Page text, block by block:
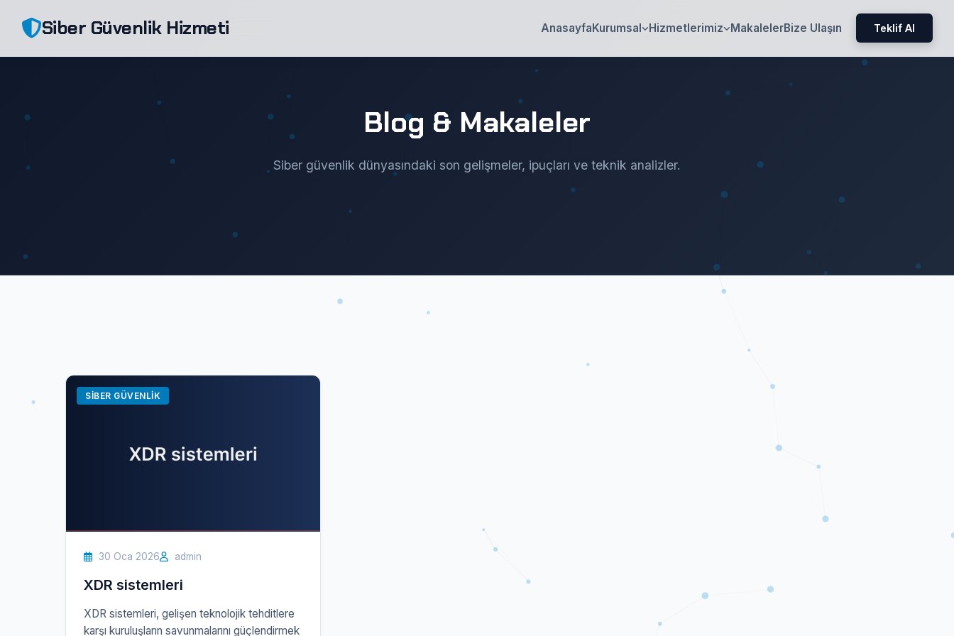
Siber Güvenlik Hizmeti AnasayfaKurumsal Hizmetlerimiz MakalelerBize Ulaşın Teklif Al
Blog & Makaleler
Siber güvenlik dünyasındaki son gelişmeler, ipuçları ve teknik analizler.
SIBER GÜVENLIK
30 Oca 2026 admin
XDR sistemleri
XDR sistemleri, gelişen teknolojik tehditlere
karşı kuruluşların savunmalarını güçlendirmek